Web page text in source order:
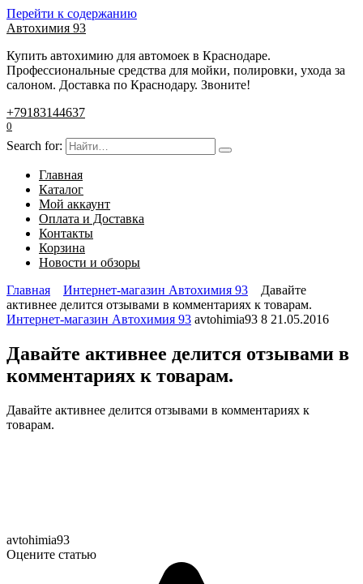
Перейти к содержанию
Автохимия 93
Купить автохимию для автомоек в Краснодаре.
Профессиональные средства для мойки, полировки, ухода за
салоном. Доставка по Краснодару. Звоните!
+79183144637
0
Search for:
Главная
Каталог
Мой аккаунт
Оплата и Доставка
Контакты
Корзина
Новости и обзоры
Главная
Интернет-магазин Автохимия 93
Давайте
активнее делится отзывами в комментариях к товарам.
Интернет-магазин Автохимия 93 avtohimia93 8 21.05.2016
Давайте активнее делится отзывами в
комментариях к товарам.
Давайте активнее делится отзывами в комментариях к
товарам.
avtohimia93
Оцените статью